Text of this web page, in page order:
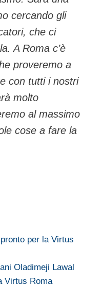
cercando gli
che ci
A Roma c’è
proveremo a
con tutti i nostri
molto
al massimo
cose a fare la
per la Virtus
Oladimeji Lawal
Virtus Roma